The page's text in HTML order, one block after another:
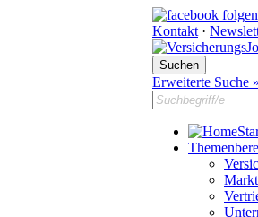
Kontakt ·
Erweiterte Suche »